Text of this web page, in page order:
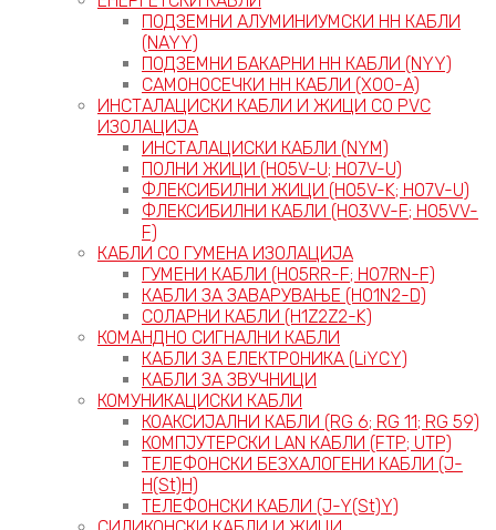
ПОДЗЕМНИ АЛУМИНИУМСКИ НН КАБЛИ
(NAYY)
ПОДЗЕМНИ БАКАРНИ НН КАБЛИ (NYY)
САМОНОСЕЧКИ НН КАБЛИ (X00-A)
ИНСТАЛАЦИСКИ КАБЛИ И ЖИЦИ СО PVC
ИЗОЛАЦИЈА
ИНСТАЛАЦИСКИ КАБЛИ (NYM)
ПОЛНИ ЖИЦИ (H05V-U; H07V-U)
ФЛЕКСИБИЛНИ ЖИЦИ (H05V-K; H07V-U)
ФЛЕКСИБИЛНИ КАБЛИ (H03VV-F; H05VV-
F)
КАБЛИ СО ГУМЕНА ИЗОЛАЦИЈА
ГУМЕНИ КАБЛИ (H05RR-F; H07RN-F)
КАБЛИ ЗА ЗАВАРУВАЊЕ (H01N2-D)
СОЛАРНИ КАБЛИ (H1Z2Z2-K)
КОМАНДНО СИГНАЛНИ КАБЛИ
КАБЛИ ЗА ЕЛЕКТРОНИКА (LiYCY)
КАБЛИ ЗА ЗВУЧНИЦИ
КОМУНИКАЦИСКИ КАБЛИ
КОАКСИЈАЛНИ КАБЛИ (RG 6; RG 11; RG 59)
КОМПЈУТЕРСКИ LAN КАБЛИ (FTP; UTP)
ТЕЛЕФОНСКИ БЕЗХАЛОГЕНИ КАБЛИ (J-
H(St)H)
ТЕЛЕФОНСКИ КАБЛИ (J-Y(St)Y)